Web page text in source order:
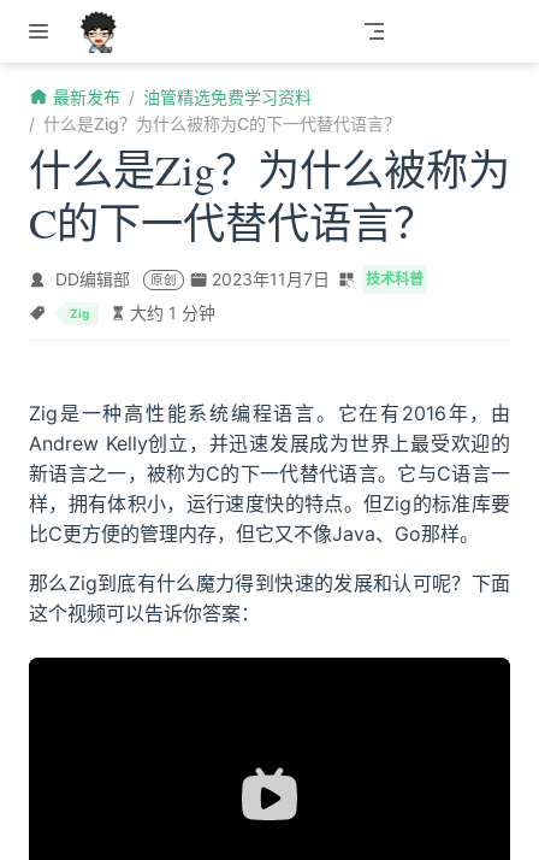
跳至主要內容
最新发布
油管精选免费学习资料
什么是Zig？为什么被称为C的下一代替代语言？
什么是Zig？为什么被称为
C的下一代替代语言？
DD编辑部 原创 2023年11月7日 技术科普
Zig 大约 1 分钟
Zig是一种高性能系统编程语言。它在有2016年，由
Andrew Kelly创立，并迅速发展成为世界上最受欢迎的
新语言之一，被称为C的下一代替代语言。它与C语言一
样，拥有体积小，运行速度快的特点。但Zig的标准库要
比C更方便的管理内存，但它又不像Java、Go那样。
那么Zig到底有什么魔力得到快速的发展和认可呢？下面
这个视频可以告诉你答案：
A BiliBili video